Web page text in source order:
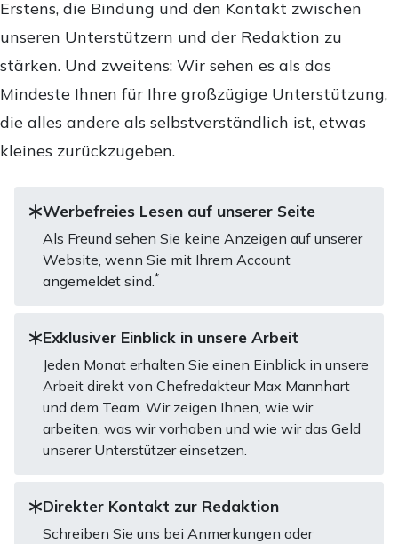
Erstens, die Bindung und den Kontakt zwischen
unseren Unterstützern und der Redaktion zu
stärken. Und zweitens: Wir sehen es als das
Mindeste Ihnen für Ihre großzügige Unterstützung,
die alles andere als selbstverständlich ist, etwas
kleines zurückzugeben.
Werbefreies Lesen auf unserer Seite
Als Freund sehen Sie keine Anzeigen auf unserer
Website, wenn Sie mit Ihrem Account
angemeldet sind.*
Exklusiver Einblick in unsere Arbeit
Jeden Monat erhalten Sie einen Einblick in unsere
Arbeit direkt von Chefredakteur Max Mannhart
und dem Team. Wir zeigen Ihnen, wie wir
arbeiten, was wir vorhaben und wie wir das Geld
unserer Unterstützer einsetzen.
Direkter Kontakt zur Redaktion
Schreiben Sie uns bei Anmerkungen oder